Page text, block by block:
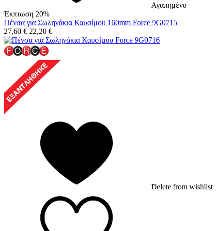
Αγαπημένο
Έκπτωση 20%
Πένσα για Σωληνάκια Καυσίμου 160mm Force 9G0715
27,60 € 22,20 €
Delete from wishlist